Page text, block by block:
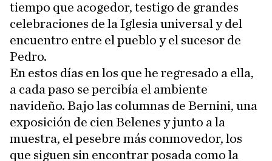
tiempo que acogedor, testigo de grandes
celebraciones de la Iglesia universal y del
encuentro entre el pueblo y el sucesor de
Pedro.
En estos días en los que he regresado a ella,
a cada paso se percibía el ambiente
navideño. Bajo las columnas de Bernini, una
exposición de cien Belenes y junto a la
muestra, el pesebre más conmovedor, los
que siguen sin encontrar posada como la